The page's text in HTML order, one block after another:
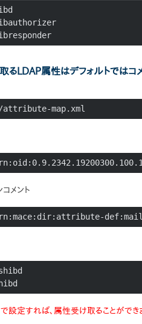
LDAP属性はデフォルトではコ
map.xml
メント
定すれば、属性受け取ることができ